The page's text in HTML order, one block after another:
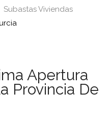
Subastas Viviendas
Apertura
Provincia De